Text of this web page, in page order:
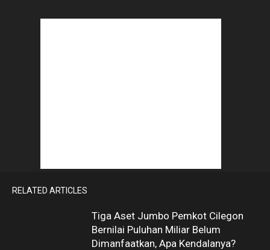
RELATED ARTICLES
Tiga Aset Jumbo Pemkot Cilegon
Bernilai Puluhan Miliar Belum
Dimanfaatkan, Apa Kendalanya?